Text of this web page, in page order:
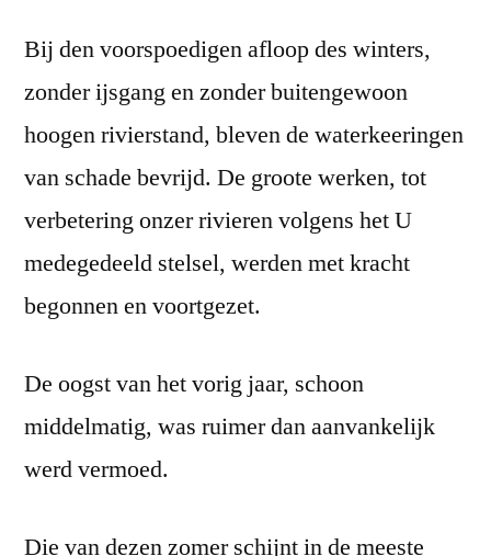
Bij den voorspoedigen afloop des winters,
zonder ijsgang en zonder buitengewoon
hoogen rivierstand, bleven de waterkeeringen
van schade bevrijd. De groote werken, tot
verbetering onzer rivieren volgens het U
medegedeeld stelsel, werden met kracht
begonnen en voortgezet.
De oogst van het vorig jaar, schoon
middelmatig, was ruimer dan aanvankelijk
werd vermoed.
Die van dezen zomer schijnt in de meeste